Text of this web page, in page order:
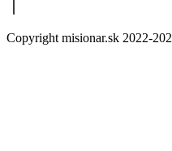
Copyright misionar.sk 2022-